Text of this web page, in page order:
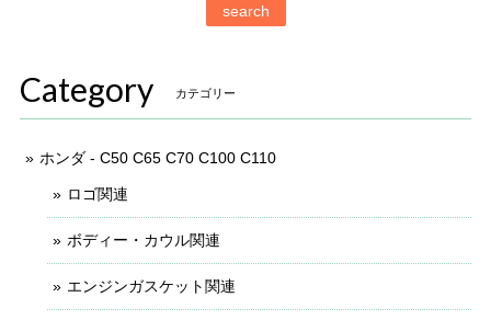
search
Category カテゴリー
ホンダ - C50 C65 C70 C100 C110
ロゴ関連
ボディー・カウル関連
エンジンガスケット関連